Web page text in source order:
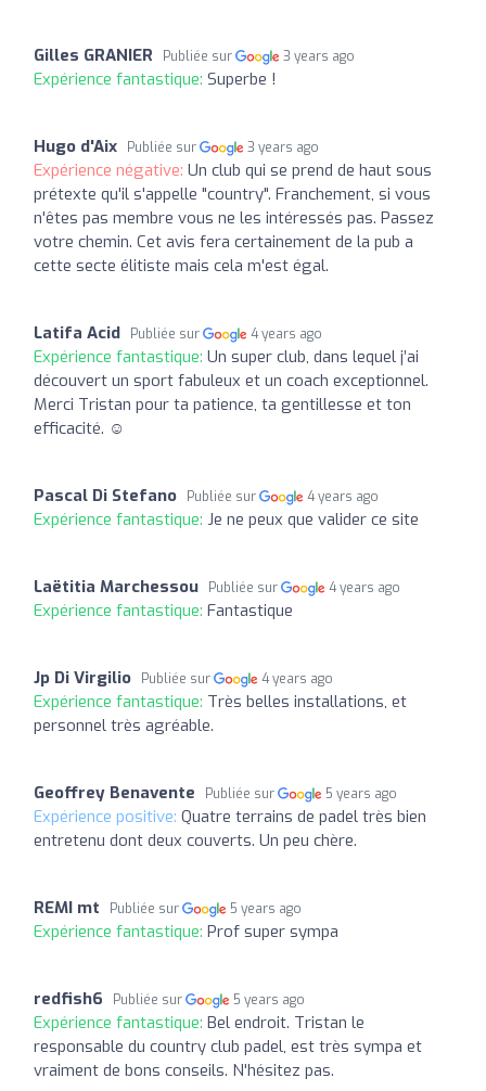
Gilles GRANIER Publiée sur 3 years ago
Expérience fantastique: Superbe !
Hugo d'Aix Publiée sur 3 years ago
Expérience négative: Un club qui se prend de haut sous
prétexte qu'il s'appelle "country". Franchement, si vous
n'êtes pas membre vous ne les intéressés pas. Passez
votre chemin. Cet avis fera certainement de la pub a
cette secte élitiste mais cela m'est égal.
Latifa Acid Publiée sur 4 years ago
Expérience fantastique: Un super club, dans lequel j’ai
découvert un sport fabuleux et un coach exceptionnel.
Merci Tristan pour ta patience, ta gentillesse et ton
efficacité. ☺️
Pascal Di Stefano Publiée sur 4 years ago
Expérience fantastique: Je ne peux que valider ce site
Laëtitia Marchessou Publiée sur 4 years ago
Expérience fantastique: Fantastique
Jp Di Virgilio Publiée sur 4 years ago
Expérience fantastique: Très belles installations, et
personnel très agréable.
Geoffrey Benavente Publiée sur 5 years ago
Expérience positive: Quatre terrains de padel très bien
entretenu dont deux couverts. Un peu chère.
REMI mt Publiée sur 5 years ago
Expérience fantastique: Prof super sympa
redfish6 Publiée sur 5 years ago
Expérience fantastique: Bel endroit. Tristan le
responsable du country club padel, est très sympa et
vraiment de bons conseils. N'hésitez pas.